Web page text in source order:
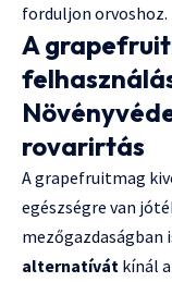
forduljon orvoshoz.
A
rovarirtás
A grapefruitmag
egészségre van
mezőgazdaságban
alternatívát kínál